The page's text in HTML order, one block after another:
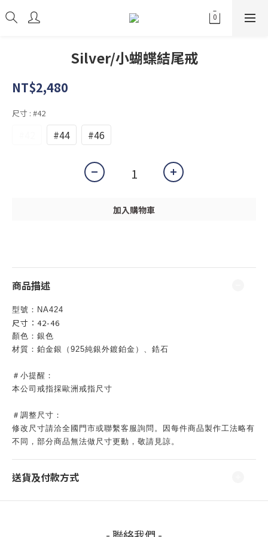
Silver/小蝴蝶結尾戒
NT$2,480
尺寸 : #42
#44 #46
加入購物車
商品描述
型號：NA424
尺寸：42-46
顏色：銀色
材質： 鉑金銀（925純銀外鍍鉑金）、鋯石
＃小提醒：
本公司戒指採歐洲戒指尺寸
＃調整尺寸：
修改尺寸請洽全國 門市或聯繫客服詢問。因 每件商品製作工法略有
不同，部分商品無法做尺寸更動，敬請見諒。
送貨及付款方式